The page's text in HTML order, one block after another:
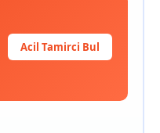
Acil Tamirci Bul